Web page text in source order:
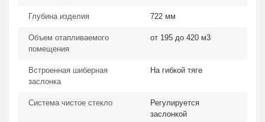
Глубина изделия 722 мм
Объем отапливаемого
помещения
от 195 до 420 м3
Встроенная шиберная
заслонка
На гибкой тяге
Система чистое стекло
Регулируется
заслонкой